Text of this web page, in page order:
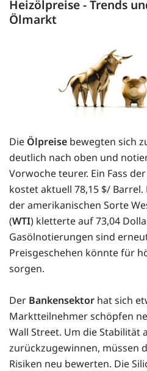
Heizölpreise - Trends
Ölmarkt
Die Ölpreise bewegten sich
deutlich nach oben und
Vorwoche teurer. Ein Fass
kostet aktuell 78,15 $/
der amerikanischen Sorte
(WTI) kletterte auf 73,04
Gasölnotierungen sind
Preisgeschehen könnte für
sorgen.
Der Bankensektor hat sich
Marktteilnehmer schöpfen
Wall Street. Um die Stabilität
zurückzugewinnen, müssen
Risiken neu bewerten. Die